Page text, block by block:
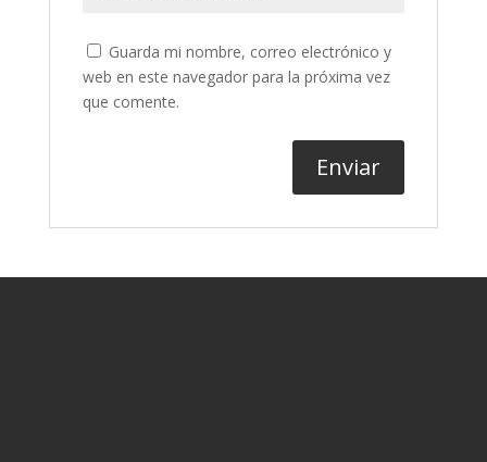
Guarda mi nombre, correo electrónico y
web en este navegador para la próxima vez
que comente.